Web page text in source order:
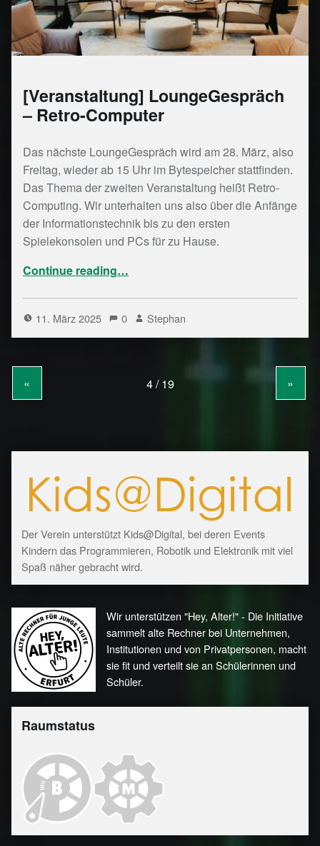
[Veranstaltung] LoungeGespräch
– Retro-Computer
Das nächste LoungeGespräch wird am 28. März, also
Freitag, wieder ab 15 Uhr im Bytespeicher stattfinden.
Das Thema der zweiten Veranstaltung heißt Retro-
Computing. Wir unterhalten uns also über die Anfänge
der Informationstechnik bis zu den ersten
Spielekonsolen und PCs für zu Hause.
Continue reading…
11. März 2025 0 Stephan
« »
Der Verein unterstützt Kids@Digital, bei deren Events
Kindern das Programmieren, Robotik und Elektronik mit viel
Spaß näher gebracht wird.
Wir unterstützen "Hey, Alter!" - Die Initiative
sammelt alte Rechner bei Unternehmen,
Institutionen und von Privatpersonen, macht
sie fit und verteilt sie an Schülerinnen und
Schüler.
Raumstatus